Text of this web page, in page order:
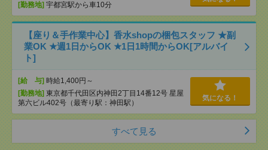
[勤務地] 宇都宮駅から車10分
【座り＆手作業中心】香水shopの梱包スタッフ ★副
業OK ★週1日からOK ★1日1時間からOK[アルバイ
ト]
[給 与] 時給1,400円～
[勤務地] 東京都千代田区内神田2丁目14番12号 星屋
第六ビル402号（最寄り駅：神田駅）
気になる！
すべて見る